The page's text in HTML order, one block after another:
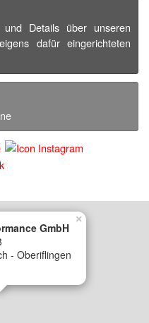
Details über unseren
dafür eingerichteten
GmbH
- Oberiflingen
×